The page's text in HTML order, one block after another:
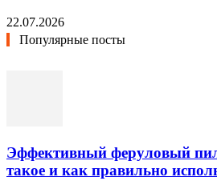
22.07.2026
Популярные посты
Эффективный феруловый
такое и как правильно